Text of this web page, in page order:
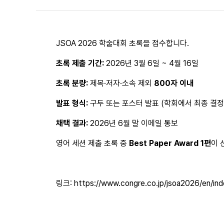
JSOA 2026 학술대회 초록을 접수합니다.
초록 제출 기간: 2026년 3월 6일 ~ 4월 16일
초록 분량: 제목·저자·소속 제외 800자 이내
발표 형식: 구두 또는 포스터 발표 (학회에서 최종 결
채택 결과: 2026년 6월 말 이메일 통보
영어 세션 제출 초록 중 Best Paper Award 1편이
링크: https://www.congre.co.jp/jsoa2026/en/